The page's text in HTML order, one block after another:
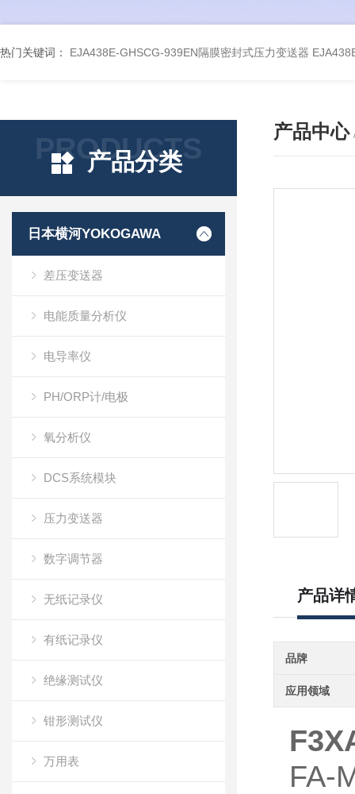
热门关键词： EJA438E-GHSCG-939EN隔膜密封式压力变送器
PRODUCTS
产品分类
日本横河YOKOGAWA
差压变送器
电能质量分析仪
电导率仪
PH/ORP计/电极
氧分析仪
DCS系统模块
压力变送器
数字调节器
无纸记录仪
有纸记录仪
绝缘测试仪
钳形测试仪
万用表
产品中心
产品详
品牌
应用领域
FA-